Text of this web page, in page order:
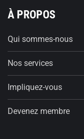
À PROPOS
Qui sommes-nous
Nos services
Impliquez-vous
Devenez membre